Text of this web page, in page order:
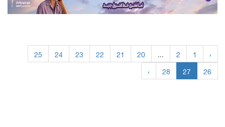
‹
1
2
...
20
21
22
23
24
25
26
27
28
›